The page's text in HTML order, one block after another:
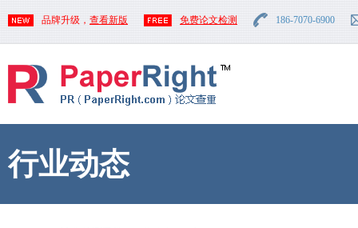
品牌升级， 查看新版 免费论文检测 186-7070-6900
行业动态